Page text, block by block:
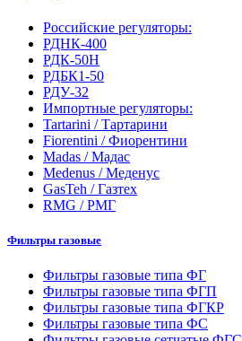
Российские регуляторы:
РДНК-400
РДК-50Н
РДБК1-50
РДУ-32
Импортные регуляторы:
Tartarini / Тартарини
Fiorentini / Фиорентини
Madas / Мадас
Medenus / Меденус
GasTeh / Газтех
RMG / РМГ
Фильтры газовые
Фильтры газовые типа ФГ
Фильтры газовые типа ФГП
Фильтры газовые типа ФГКР
Фильтры газовые типа ФС